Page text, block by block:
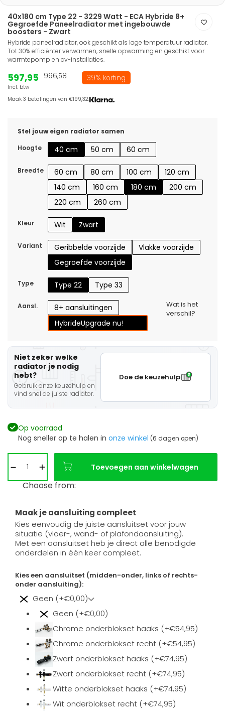
40x180 cm Type 22 - 3229 Watt - ECA Hybride 8+
Gegroefde Paneelradiator met ingebouwde
boosters - Zwart
Hybride paneelradiator, ook geschikt als lage temperatuur radiator.
Tot 30% efficiënter verwarmen, snelle opwarming en geschikt voor
warmtepomp en cv-installaties.
597,95
Incl. btw
996,58 39% korting
Maak 3 betalingen van €199,32.
Stel jouw eigen radiator samen
Hoogte
40 cm 50 cm 60 cm
Breedte 60 cm 80 cm 100 cm
120 cm
140 cm
160 cm 180 cm
200 cm
220 cm
260 cm
Kleur Wit Zwart
Variant Geribbelde voorzijde
Vlakke voorzijde
Gegroefde voorzijde
Type Type 22 Type 33
Aansl.
8+ aansluitingen
HybrideUpgrade nu!
Wat is het
verschil?
Niet zeker welke
radiator je nodig
hebt?
Gebruik onze keuzehulp en
vind snel de juiste radiator.
Doe de keuzehulp
Op voorraad
Nog sneller op te halen in onze winkel (6 dagen open)
Toevoegen aan winkelwagen
Choose from:
Maak je aansluiting compleet
Kies eenvoudig de juiste aansluitset voor jouw
situatie (vloer-, wand- of plafondaansluiting).
Met een aansluitset heb je direct alle benodigde
onderdelen in één keer compleet.
Kies een aansluitset (midden-onder, links of rechts-
onder aansluiting):
Geen (+€0,00)
Geen (+€0,00)
Chrome onderblokset haaks (+€54,95)
Chrome onderblokset recht (+€54,95)
Zwart onderblokset haaks (+€74,95)
Zwart onderblokset recht (+€74,95)
Witte onderblokset haaks (+€74,95)
Wit onderblokset recht (+€74,95)